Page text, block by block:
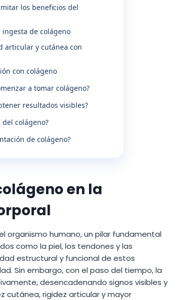
los beneficios del
ingesta de colágeno
articular y cutánea con
con colágeno
a tomar colágeno?
resultados visibles?
colágeno?
de colágeno?
en la
organismo humano, un pilar fundamental
como la piel, los tendones y las
estructural y funcional de estos
Sin embargo, con el paso del tiempo, la
desencadenando signos visibles y
cutánea, rigidez articular y mayor